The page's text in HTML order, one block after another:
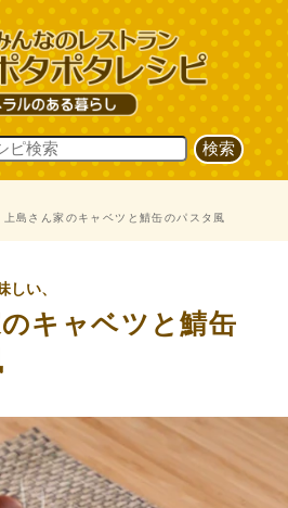
島さん家のキャベツと鯖缶のパスタ風
しい、
キャベツと鯖缶